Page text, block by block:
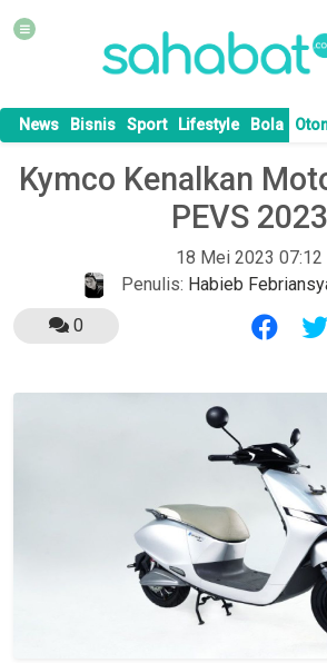
News Bisnis Sport Lifestyle Bola
Kymco Kenalkan
PEVS 2023
18 Mei 2023 07:12
Penulis: Habieb
0